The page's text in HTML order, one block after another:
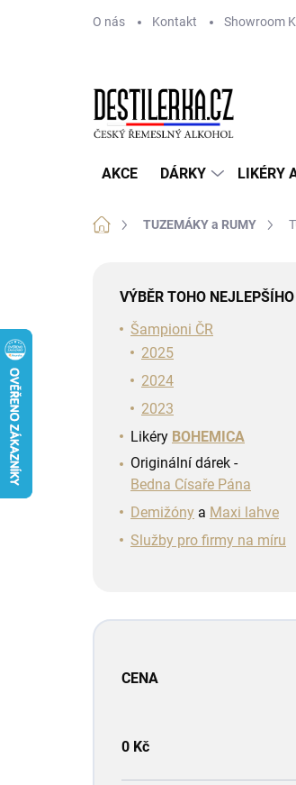
O nás Kontakt Showroom
AKCE DÁRKY LIKÉRY
Domů TUZEMÁKY a RUMY
VÝBĚR TOHO NEJLEPŠÍHO
Šampioni ČR
2025
2024
2023
Likéry BOHEMICA
Originální dárek -
Bedna Císaře Pána
Demižóny a Maxi lahve
Služby pro firmy na míru
CENA
0 Kč